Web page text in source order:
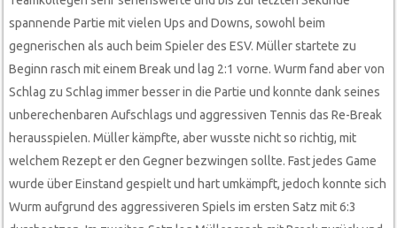
spannende Partie mit vielen Ups and Downs, sowohl beim
gegnerischen als auch beim Spieler des ESV. Müller startete zu
Beginn rasch mit einem Break und lag 2:1 vorne. Wurm fand aber von
Schlag zu Schlag immer besser in die Partie und konnte dank seines
unberechenbaren Aufschlags und aggressiven Tennis das Re-Break
herausspielen. Müller kämpfte, aber wusste nicht so richtig, mit
welchem Rezept er den Gegner bezwingen sollte. Fast jedes Game
wurde über Einstand gespielt und hart umkämpft, jedoch konnte sich
Wurm aufgrund des aggressiveren Spiels im ersten Satz mit 6:3